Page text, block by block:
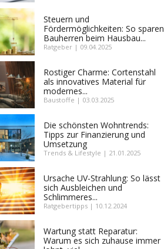
Steuern und
Fördermöglichkeiten: So sparen
Bauherren beim Hausbau...
Ratgeber | 09.04.2025
Rostiger Charme: Cortenstahl
als innovatives Material für
modernes...
Baustoffe | 03.03.2025
Die schönsten Wohntrends:
Tipps zur Finanzierung und
Umsetzung
Trends & Lifestyle | 21.01.2025
Ursache UV-Strahlung: So lässt
sich Ausbleichen und
Schlimmeres...
Ratgebertipps | 10.12.2024
Wartung statt Reparatur:
Warum es sich zuhause immer